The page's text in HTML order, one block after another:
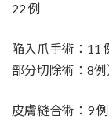
22 例
陥入爪手術：11
部分切除術：8例
皮膚縫合術：9 例